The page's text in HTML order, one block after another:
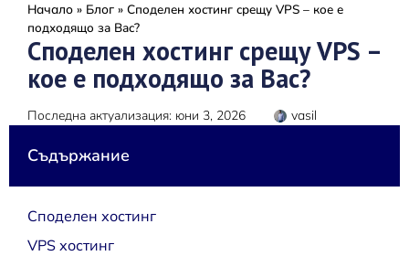
Начало » Блог » Споделен хостинг срещу VPS – кое е
подходящо за Вас?
Споделен хостинг срещу VPS –
кое е подходящо за Вас?
Последна актуализация: юни 3, 2026 vasil
Съдържание
Споделен хостинг
VPS хостинг